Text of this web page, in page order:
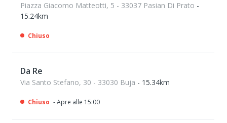
Piazza Giacomo Matteotti, 5 - 33037 Pasian Di Prato -
15.24km
Chiuso
Da Re
Via Santo Stefano, 30 - 33030 Buja - 15.34km
Chiuso - Apre alle 15:00